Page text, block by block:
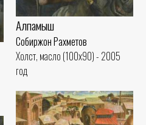
Алпамыш
Собиржон Рахметов
Холст, масло (100x90) - 2005
год